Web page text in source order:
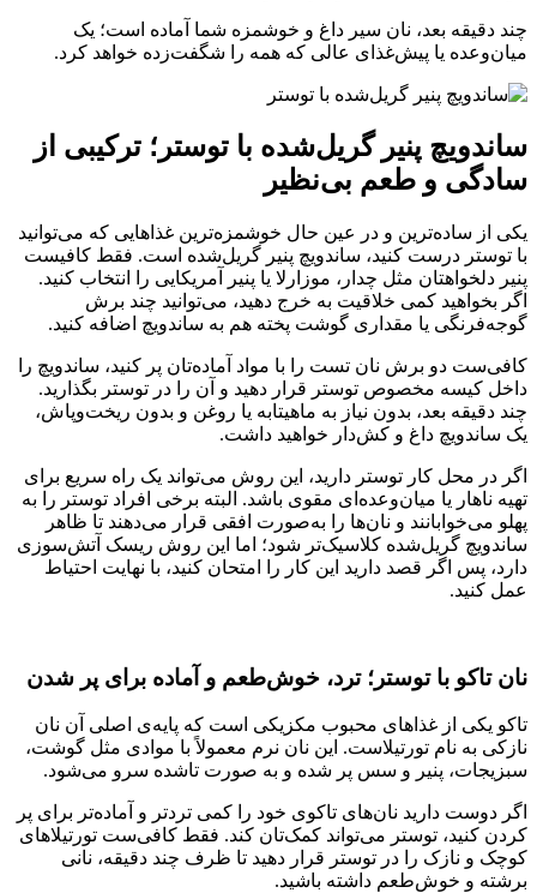
چند دقیقه بعد، نان سیر داغ و خوشمزه شما آماده است؛ یک
میان‌وعده یا پیش‌غذای عالی که همه را شگفت‌زده خواهد کرد.
ساندویچ پنیر گریل‌شده با توستر؛ ترکیبی از
سادگی و طعم بی‌نظیر
یکی از ساده‌ترین و در عین حال خوشمزه‌ترین غذاهایی که می‌توانید
با توستر درست کنید، ساندویچ پنیر گریل‌شده است. فقط کافیست
پنیر دلخواهتان مثل چدار، موزارلا یا پنیر آمریکایی را انتخاب کنید.
اگر بخواهید کمی خلاقیت به خرج دهید، می‌توانید چند برش
گوجه‌فرنگی یا مقداری گوشت پخته هم به ساندویچ اضافه کنید.
کافی‌ست دو برش نان تست را با مواد آماده‌تان پر کنید، ساندویچ را
داخل کیسه مخصوص توستر قرار دهید و آن را در توستر بگذارید.
چند دقیقه بعد، بدون نیاز به ماهیتابه یا روغن و بدون ریخت‌وپاش،
یک ساندویچ داغ و کش‌دار خواهید داشت.
اگر در محل کار توستر دارید، این روش می‌تواند یک راه سریع برای
تهیه ناهار یا میان‌وعده‌ای مقوی باشد. البته برخی افراد توستر را به
پهلو می‌خوابانند و نان‌ها را به‌صورت افقی قرار می‌دهند تا ظاهر
ساندویچ گریل‌شده کلاسیک‌تر شود؛ اما این روش ریسک آتش‌سوزی
دارد، پس اگر قصد دارید این کار را امتحان کنید، با نهایت احتیاط
عمل کنید.
نان تاکو با توستر؛ ترد، خوش‌طعم و آماده برای پر شدن
تاکو یکی از غذاهای محبوب مکزیکی است که پایه‌ی اصلی آن نان
نازکی به نام تورتیلاست. این نان نرم معمولاً با موادی مثل گوشت،
سبزیجات، پنیر و سس پر شده و به صورت تاشده سرو می‌شود.
اگر دوست دارید نان‌های تاکوی خود را کمی تردتر و آماده‌تر برای پر
کردن کنید، توستر می‌تواند کمک‌تان کند. فقط کافی‌ست تورتیلاهای
کوچک و نازک را در توستر قرار دهید تا ظرف چند دقیقه، نانی
برشته و خوش‌طعم داشته باشید.